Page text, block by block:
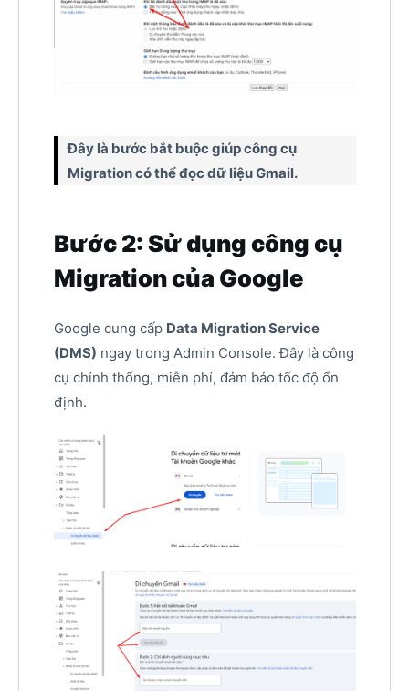
Đây là bước bắt buộc giúp công cụ
Migration có thể đọc dữ liệu Gmail.
Bước 2: Sử dụng công cụ
Migration của Google
Google cung cấp Data Migration Service
(DMS) ngay trong Admin Console. Đây là công
cụ chính thống, miễn phí, đảm bảo tốc độ ổn
định.